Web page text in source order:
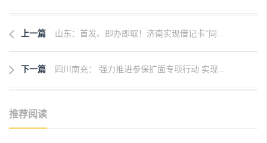
上一篇 山东：首发、即办即取！济南实现借记卡“同...
下一篇 四川南充： 强力推进参保扩面专项行动 实现...
推荐阅读